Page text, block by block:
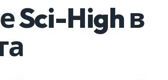
Sci-High в